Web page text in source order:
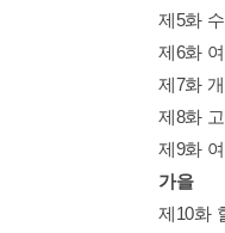
제5화
제6화
제7화
제8화
제9화
가을
제10화